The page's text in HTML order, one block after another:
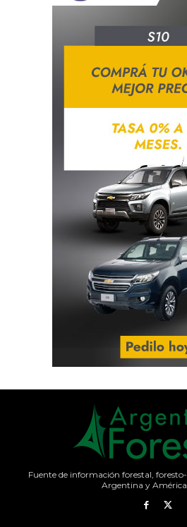
Fuente de información forestal,
Argentina y